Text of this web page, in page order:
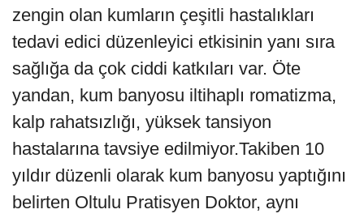
zengin olan kumların çeşitli hastalıkları
tedavi edici düzenleyici etkisinin yanı sıra
sağlığa da çok ciddi katkıları var. Öte
yandan, kum banyosu iltihaplı romatizma,
kalp rahatsızlığı, yüksek tansiyon
hastalarına tavsiye edilmiyor.Takiben 10
yıldır düzenli olarak kum banyosu yaptığını
belirten Oltulu Pratisyen Doktor, aynı